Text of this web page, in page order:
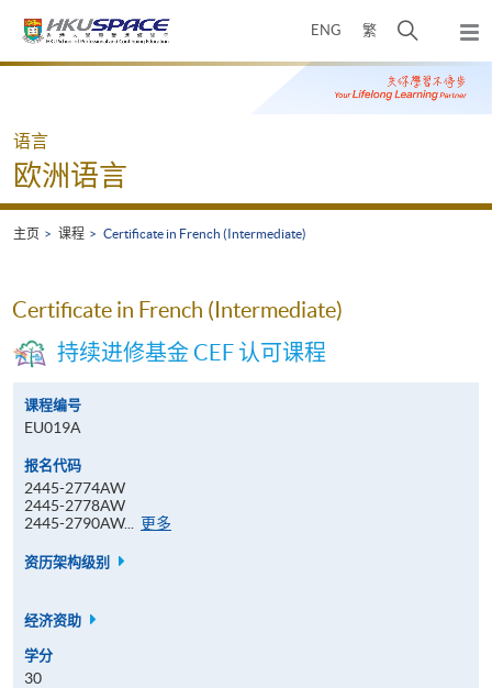
ENG 繁
开
搜
寻
弹
出
主
Main
语言
欧洲语言
主页 课程 Certificate in French (Intermediate)
Certificate in French (Intermediate)
持续进修基金 CEF 认可课程
课程编号
EU019A
报名代码
2445-2774AW
2445-2778AW
2445-2790AW...
更多
资历架构级别
经济资助
学分
30